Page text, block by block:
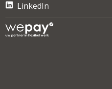
LinkedIn